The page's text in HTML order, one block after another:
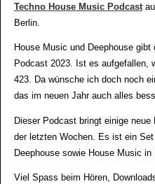
Techno House Music Podcast
Berlin.
House Music und Deephouse
Podcast 2023. Ist es aufgefallen,
423. Da wünsche ich doch noch
das im neuen Jahr auch alles
Dieser Podcast bringt einige
der letzten Wochen. Es ist ein
Deephouse sowie House Music in
Viel Spass beim Hören,